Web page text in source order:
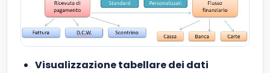
Visualizzazione tabellare dei dati